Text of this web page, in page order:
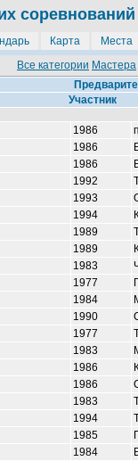
соревнований
Карта Места
Все категории Мастера
Участник
1986
1986
1986
1992
1993
1994
1989
1989
1983
1977
1984
1990
1977
1983
1986
1986
1983
1994
1985
1984